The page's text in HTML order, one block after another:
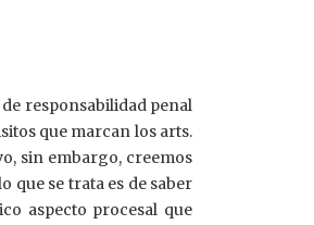
responsabilidad penal
que marcan los arts.
sin embargo, creemos
que se trata es de saber
aspecto procesal que